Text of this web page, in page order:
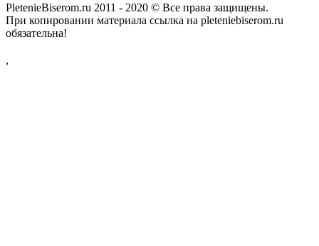
PletenieBiserom.ru 2011 - 2020 © Все права защищены.
При копировании материала ссылка на pleteniebiserom.ru
обязательна!
,